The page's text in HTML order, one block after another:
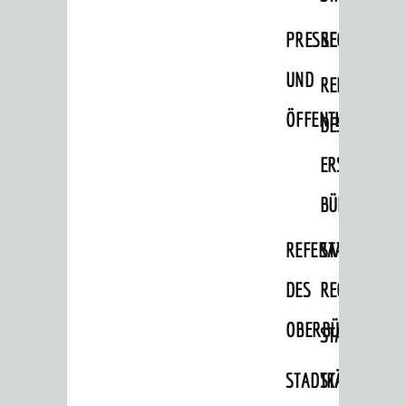
PRESSE-
UND REFERAT
DES
ERSTEN
REFERAT
DES
STABSSTELLE
RECHT
STADTKÄMMEREI
Vermiete doch an deine Stadt